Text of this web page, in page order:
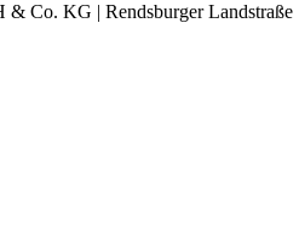
Co. KG | Rendsburger Landstraße